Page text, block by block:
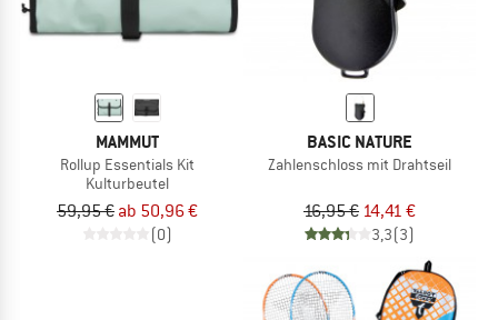
MAMMUT
Rollup Essentials Kit
Kulturbeutel
59,95 € ab 50,96 €
(0)
BASIC NATURE
Zahlenschloss mit Drahtseil
16,95 € 14,41 €
3,3(3)